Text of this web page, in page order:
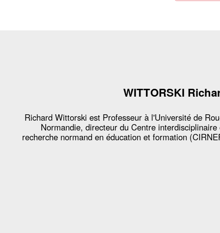
WITTORSKI
Richard Wittorski est Professeur à l'Université de
Normandie, directeur du Centre interdisciplinaire
recherche normand en éducation et formation